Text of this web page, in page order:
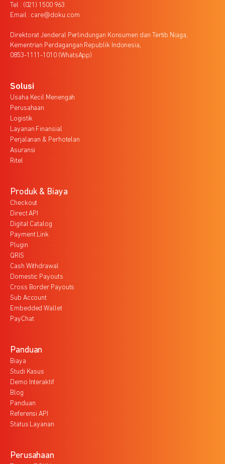
Tel : (021) 1500 963
Email : care@doku.com
Direktorat Jenderal Perlindungan Konsumen dan Tertib Niaga,
Kementrian Perdagangan Republik Indonesia,
0853-1111-1010 (WhatsApp)
Solusi
Usaha Kecil Menengah
Perusahaan
Logistik
Layanan Finansial
Perjalanan & Perhotelan
Asuransi
Ritel
Produk & Biaya
Checkout
Direct API
Digital Catalog
Payment Link
Plugin
QRIS
Cash Withdrawal
Domestic Payouts
Cross Border Payouts
Sub Account
Embedded Wallet
PayChat
Panduan
Biaya
Studi Kasus
Demo Interaktif
Blog
Panduan
Referensi API
Status Layanan
Perusahaan